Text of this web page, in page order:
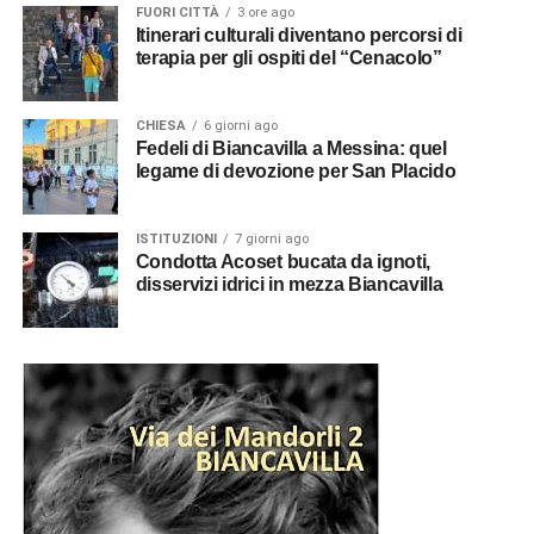
FUORI CITTÀ 3 ore ago
Itinerari culturali diventano percorsi di
terapia per gli ospiti del “Cenacolo”
CHIESA 6 giorni ago
Fedeli di Biancavilla a Messina: quel
legame di devozione per San Placido
ISTITUZIONI 7 giorni ago
Condotta Acoset bucata da ignoti,
disservizi idrici in mezza Biancavilla